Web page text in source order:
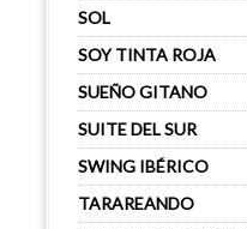
SOL
SOY TINTA ROJA
SUEÑO GITANO
SUITE DEL SUR
SWING IBÉRICO
TARAREANDO